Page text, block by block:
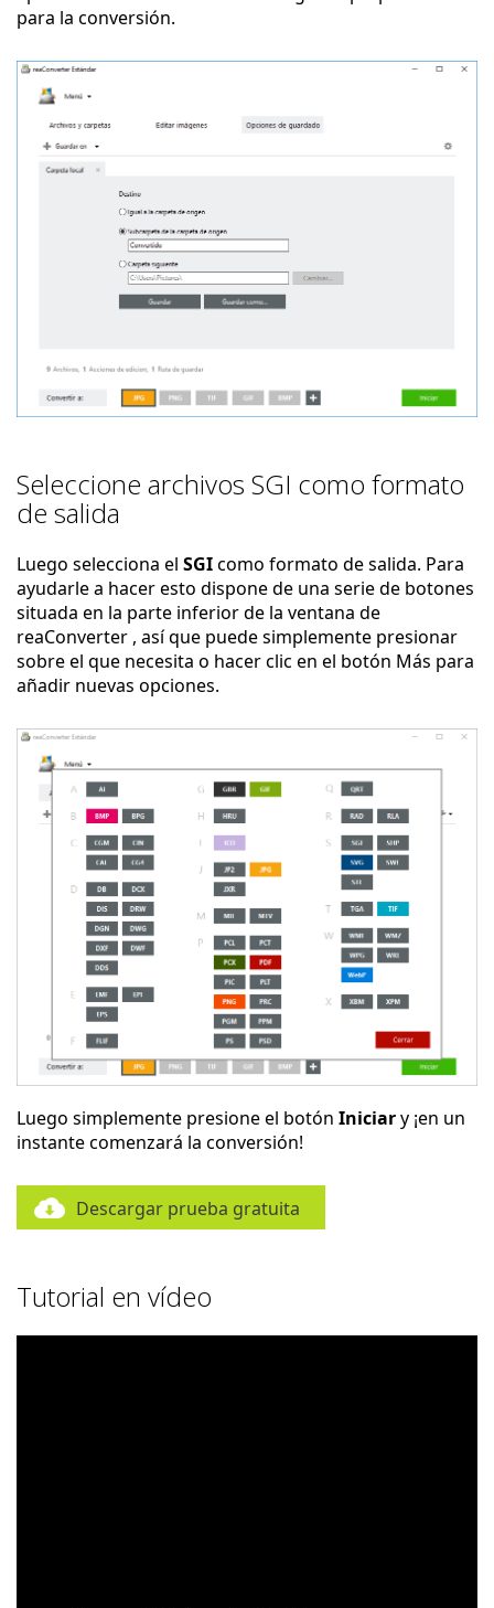
para la conversión.
Seleccione archivos SGI como formato
de salida
Luego selecciona el SGIcomo formato de salida. Para
ayudarle a hacer esto dispone de una serie de botones
situada en la parte inferior de la ventana de
reaConverter , así que puede simplemente presionar
sobre el que necesita o hacer clic en el botón Más para
añadir nuevas opciones.
Luego simplemente presione el botón Iniciary ¡en un
instante comenzará la conversión!
Descargar prueba gratuita
Tutorial en vídeo